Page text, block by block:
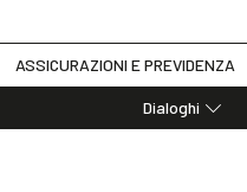
ASSICURAZIONI E PREVIDENZA
Dialoghi